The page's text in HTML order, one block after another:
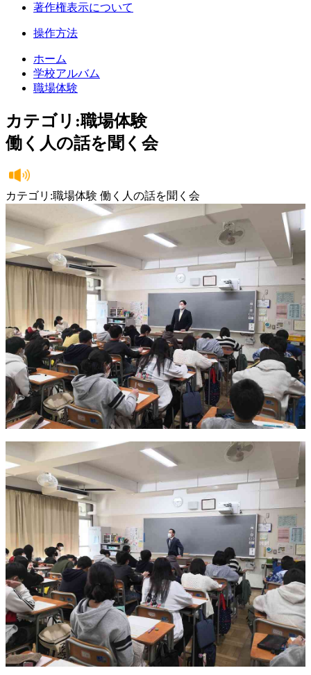
著作権表示について
操作方法
ホーム
学校アルバム
職場体験
カテゴリ:職場体験
働く人の話を聞く会
カテゴリ:職場体験 働く人の話を聞く会